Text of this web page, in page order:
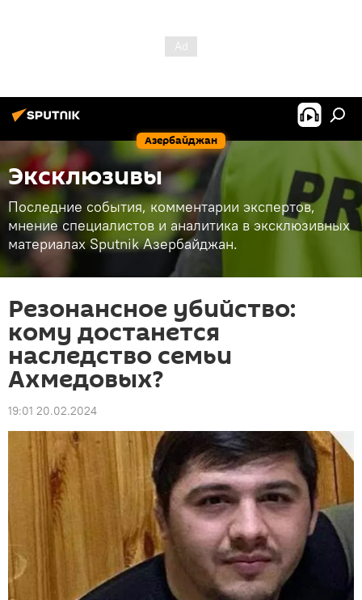
Азербайджан
Эксклюзивы
Последние события, комментарии экспертов,
мнение специалистов и аналитика в эксклюзивных
материалах Sputnik Азербайджан.
Резонансное убийство:
кому достанется
наследство семьи
Ахмедовых?
19:01 20.02.2024